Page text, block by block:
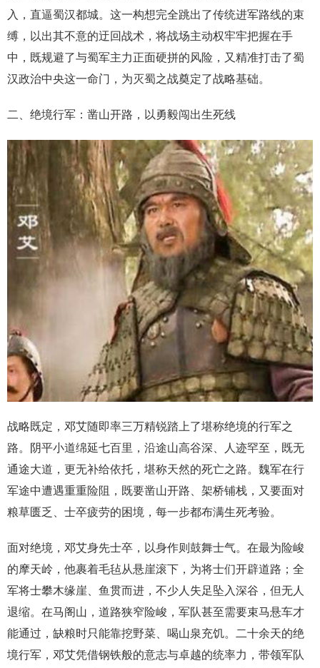
入，直逼蜀汉都城。这一构想完全跳出了传统进军路线的束
缚，以出其不意的迂回战术，将战场主动权牢牢把握在手
中，既规避了与蜀军主力正面硬拼的风险，又精准打击了蜀
汉政治中央这一命门，为灭蜀之战奠定了战略基础。
二、绝境行军：凿山开路，以勇毅闯出生死线
战略既定，邓艾随即率三万精锐踏上了堪称绝境的行军之
路。阴平小道绵延七百里，沿途山高谷深、人迹罕至，既无
通途大道，更无补给依托，堪称天然的死亡之路。魏军在行
军途中遭遇重重险阻，既要凿山开路、架桥铺栈，又要面对
粮草匮乏、士卒疲劳的困境，每一步都布满生死考验。
面对绝境，邓艾身先士卒，以身作则鼓舞士气。在最为险峻
的摩天岭，他裹着毛毡从悬崖滚下，为将士们开辟道路；全
军将士攀木缘崖、鱼贯而进，不少人失足坠入深谷，但无人
退缩。在马阁山，道路狭窄险峻，军队甚至需要束马悬车才
能通过，缺粮时只能靠挖野菜、喝山泉充饥。二十余天的绝
境行军，邓艾凭借钢铁般的意志与卓越的统率力，带领军队